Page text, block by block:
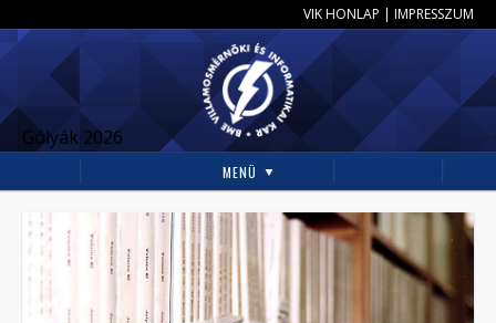
VIK HONLAP | IMPRESSZUM
Gólyák 2026
MENÜ